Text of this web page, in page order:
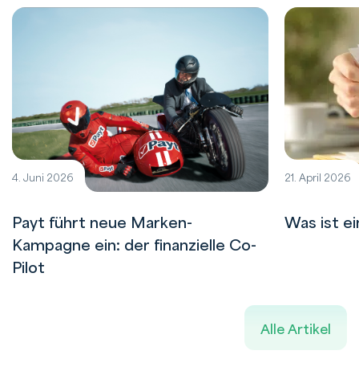
4. Juni 2026
Payt führt neue Marken-
Kampagne ein: der finanzielle Co-
Pilot
21. April 2026
Was ist
Alle Artikel